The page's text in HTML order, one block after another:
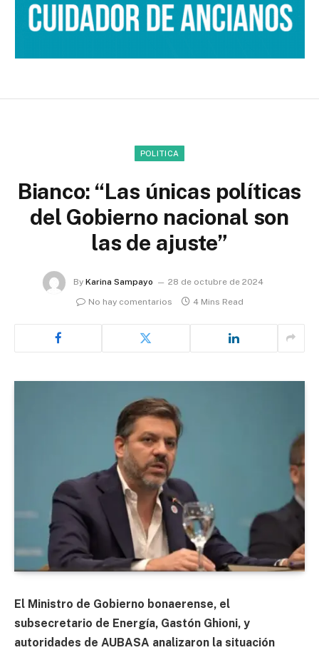
POLITICA
Bianco: “Las únicas políticas
del Gobierno nacional son
las de ajuste”
By Karina Sampayo
28 de octubre de 2024
No hay comentarios
4 Mins Read
El Ministro de Gobierno bonaerense, el
subsecretario de Energía, Gastón Ghioni, y
autoridades de AUBASA analizaron la situación